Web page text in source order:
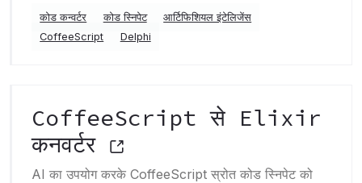
कोड कन्वर्टर कोड स्निपेट
आर्टिफिशियल इंटेलिजेंस
CoffeeScript
Delphi
CoffeeScript से Elixir
कनवर्टर
AI का उपयोग करके CoffeeScript स्रोत कोड स्निपेट को